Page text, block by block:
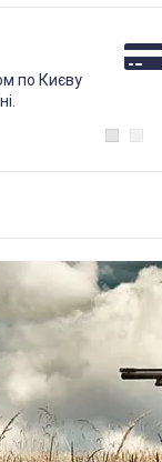
по Києву